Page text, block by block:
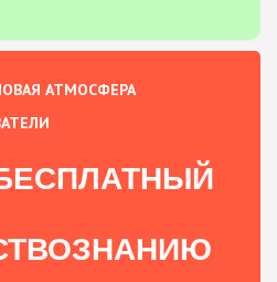
АТМОСФЕРА